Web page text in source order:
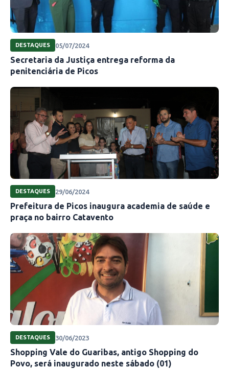
DESTAQUES 05/07/2024
Secretaria da Justiça entrega reforma da
penitenciária de Picos
DESTAQUES 29/06/2024
Prefeitura de Picos inaugura academia de saúde e
praça no bairro Catavento
DESTAQUES 30/06/2023
Shopping Vale do Guaribas, antigo Shopping do
Povo, será inaugurado neste sábado (01)